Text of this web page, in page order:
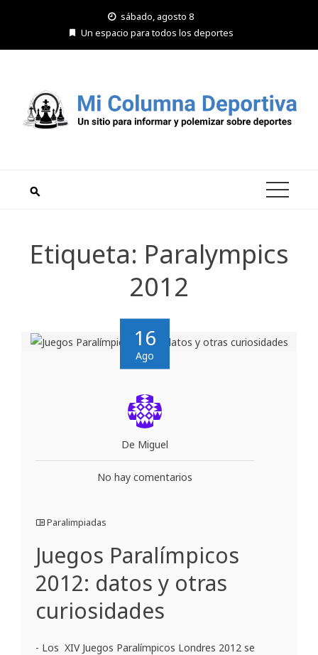
sábado, agosto 8
Un espacio para todos los deportes
Etiqueta: Paralympics
2012
16
Ago
De Miguel
No hay comentarios
Paralimpiadas
Juegos Paralímpicos
2012: datos y otras
curiosidades
- Los XIV Juegos Paralímpicos Londres 2012 se